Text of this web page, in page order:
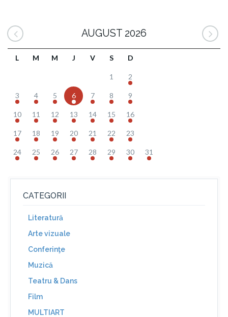
AUGUST 2026
L M M J V S D
1 2
3 4 5 6 7 8 9
10 11 12 13 14 15 16
17 18 19 20 21 22 23
24 25 26 27 28 29 30 31
CATEGORII
Literatură
Arte vizuale
Conferinţe
Muzică
Teatru & Dans
Film
MULTIART